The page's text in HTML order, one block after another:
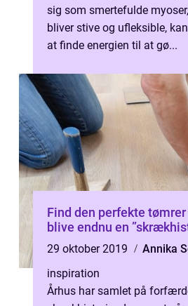
sig som smertefulde
bliver stive og ufleksible,
at finde energien til at gø...
Find den perfekte
blive endnu en
29 oktober 2019
Annika
inspiration
Århus har samlet på